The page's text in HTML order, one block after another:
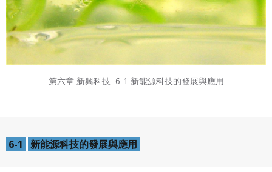
第六章 新興科技6-1 新能源科技的發展與應用
6-1 新能源科技的發展與應用